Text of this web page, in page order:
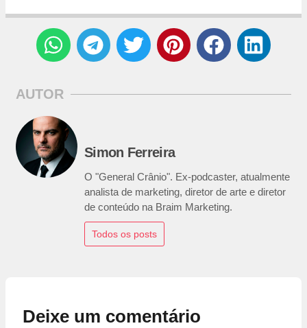
AUTOR
Simon Ferreira
O "General Crânio". Ex-podcaster, atualmente
analista de marketing, diretor de arte e diretor
de conteúdo na Braim Marketing.
Todos os posts
Deixe um comentário